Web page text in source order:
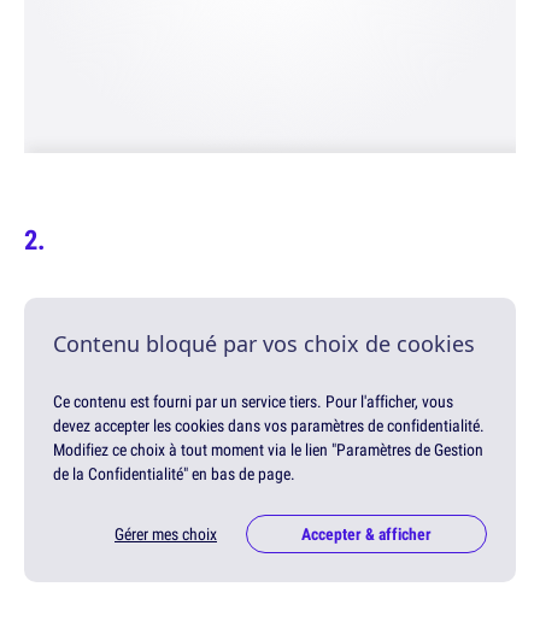
Contenu bloqué par vos choix de cookies
Ce contenu est fourni par un service tiers. Pour l'afficher, vous
devez accepter les cookies dans vos paramètres de confidentialité.
Modifiez ce choix à tout moment via le lien "Paramètres de Gestion
de la Confidentialité" en bas de page.
Gérer mes choix Accepter & afficher